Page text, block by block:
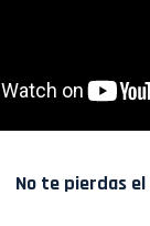
No te pierdas